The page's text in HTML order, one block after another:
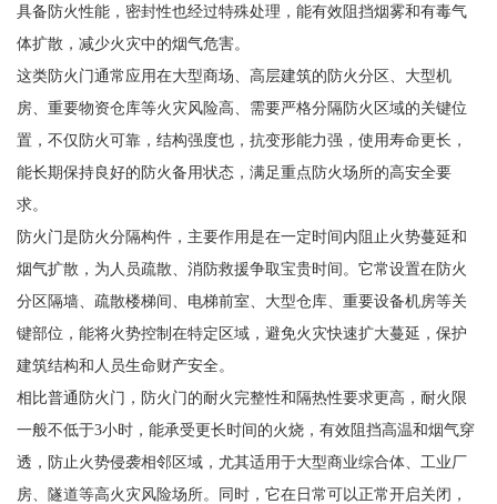
具备防火性能，密封性也经过特殊处理，能有效阻挡烟雾和有毒气
体扩散，减少火灾中的烟气危害。
这类防火门通常应用在大型商场、高层建筑的防火分区、大型机
房、重要物资仓库等火灾风险高、需要严格分隔防火区域的关键位
置，不仅防火可靠，结构强度也，抗变形能力强，使用寿命更长，
能长期保持良好的防火备用状态，满足重点防火场所的高安全要
求。
防火门是防火分隔构件，主要作用是在一定时间内阻止火势蔓延和
烟气扩散，为人员疏散、消防救援争取宝贵时间。它常设置在防火
分区隔墙、疏散楼梯间、电梯前室、大型仓库、重要设备机房等关
键部位，能将火势控制在特定区域，避免火灾快速扩大蔓延，保护
建筑结构和人员生命财产安全。
相比普通防火门，防火门的耐火完整性和隔热性要求更高，耐火限
一般不低于3小时，能承受更长时间的火烧，有效阻挡高温和烟气穿
透，防止火势侵袭相邻区域，尤其适用于大型商业综合体、工业厂
房、隧道等高火灾风险场所。同时，它在日常可以正常开启关闭，